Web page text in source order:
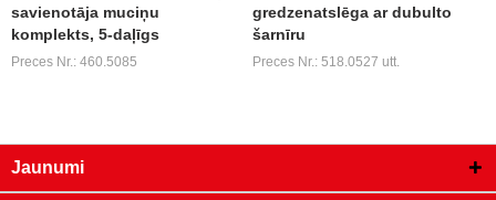
savienotāja muciņu
komplekts, 5-daļīgs
Preces Nr.: 460.5085
gredzenatslēga ar dubulto
šarnīru
Preces Nr.: 518.0527 utt.
Jaunumi